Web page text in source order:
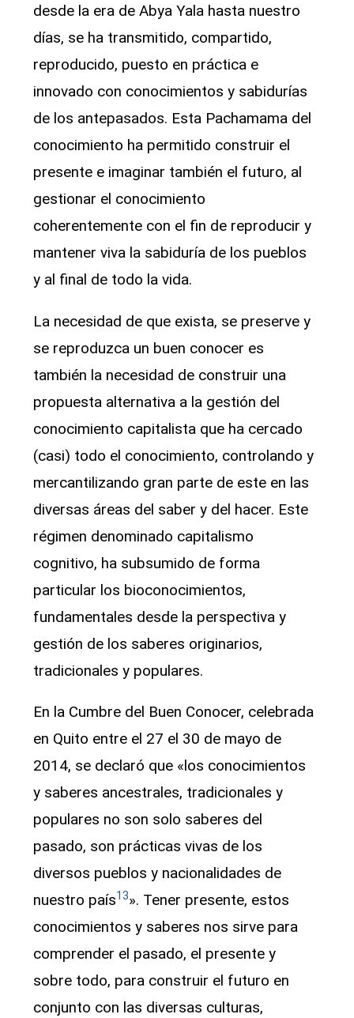
desde la era de Abya Yala hasta nuestro
días, se ha transmitido, compartido,
reproducido, puesto en práctica e
innovado con conocimientos y sabidurías
de los antepasados. Esta Pachamama del
conocimiento ha permitido construir el
presente e imaginar también el futuro, al
gestionar el conocimiento
coherentemente con el fin de reproducir y
mantener viva la sabiduría de los pueblos
y al final de todo la vida.
La necesidad de que exista, se preserve y
se reproduzca un buen conocer es
también la necesidad de construir una
propuesta alternativa a la gestión del
conocimiento capitalista que ha cercado
(casi) todo el conocimiento, controlando y
mercantilizando gran parte de este en las
diversas áreas del saber y del hacer. Este
régimen denominado capitalismo
cognitivo, ha subsumido de forma
particular los bioconocimientos,
fundamentales desde la perspectiva y
gestión de los saberes originarios,
tradicionales y populares.
En la Cumbre del Buen Conocer, celebrada
en Quito entre el 27 el 30 de mayo de
2014, se declaró que «los conocimientos
y saberes ancestrales, tradicionales y
populares no son solo saberes del
pasado, son prácticas vivas de los
diversos pueblos y nacionalidades de
nuestro país13». Tener presente, estos
conocimientos y saberes nos sirve para
comprender el pasado, el presente y
sobre todo, para construir el futuro en
conjunto con las diversas culturas,